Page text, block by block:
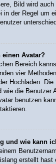
Bild wird auch
in der Regel um
einen Avatar?
Bereich
vier
Hochladen.
wie die Benutzer
benutzen
und wie kann
erstellt hast